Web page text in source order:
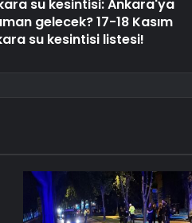
su kesintisi: Ankara'ya
gelecek? 17-18 Kasım
su kesintisi listesi!